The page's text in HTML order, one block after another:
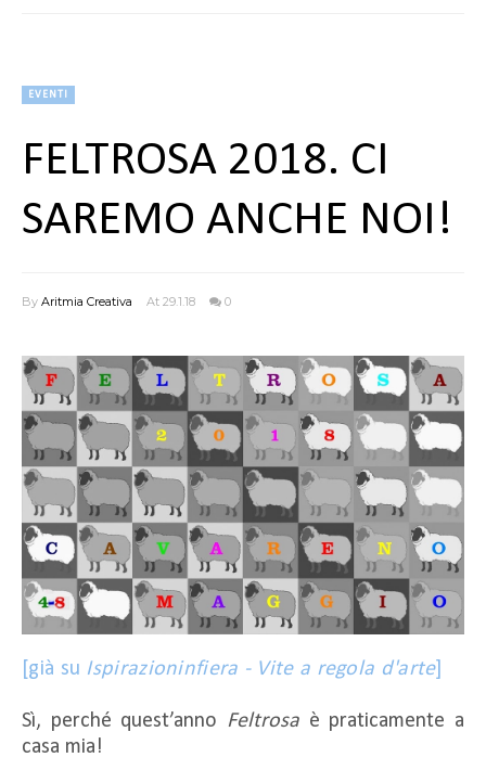
EVENTI
FELTROSA 2018. CI
SAREMO ANCHE NOI!
By Aritmia Creativa At 29.1.18 0
[già su Ispirazioninfiera - Vite a regola d'arte]
Sì, perché quest’anno Feltrosa è praticamente a
casa mia!